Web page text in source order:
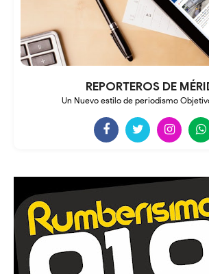
REPORTEROS DE
Un Nuevo estilo de periodismo